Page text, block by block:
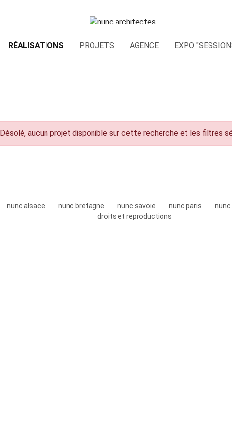
RÉALISATIONS PROJETS AGENCE EXPO
Désolé, aucun projet disponible sur cette recherche et les filtres
nunc alsace nunc bretagne nunc savoie nunc paris
nunc
droits et reproductions